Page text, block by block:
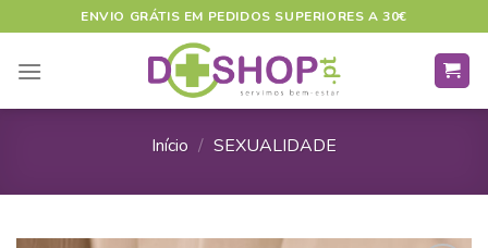
to
content
ENVIO GRÁTIS EM PEDIDOS SUPERIORES A 30€
Início / SEXUALIDADE